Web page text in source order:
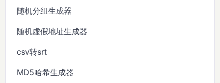
随机分组生成器
随机虚假地址生成器
csv转srt
MD5哈希生成器